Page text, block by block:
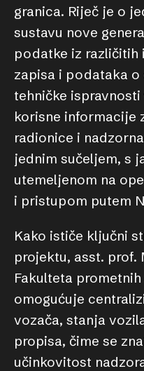
granica. Riječ je o
sustavu nove
podatke iz različitih
zapisa i podataka
tehničke
korisne informacije
radionice i
jednim sučeljem, s
utemeljenom na
i pristupom putem
Kako ističe ključni
projektu, asst. prof.
Fakulteta prometnih
omogućuje
vozača, stanja
propisa, čime se
učinkovitost